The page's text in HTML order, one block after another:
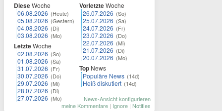
DieseWoche
06.08.2026 (Heute)
05.08.2026 (Gestern)
04.08.2026 (Di)
03.08.2026 (Mo)
LetzteWoche
02.08.2026 (So)
01.08.2026 (Sa)
31.07.2026 (Fr)
30.07.2026 (Do)
29.07.2026 (Mi)
28.07.2026 (Di)
27.07.2026 (Mo)
VorletzteWoche
26.07.2026 (So)
25.07.2026 (Sa)
24.07.2026 (Fr)
23.07.2026 (Do)
22.07.2026 (Mi)
21.07.2026 (Di)
20.07.2026 (Mo)
Top News
Populäre News (14d)
Heiß diskutiert (14d)
News-Ansicht konfigurieren
meine Kommentare | Ignore | Notifies